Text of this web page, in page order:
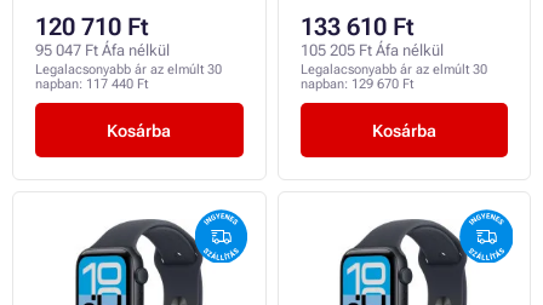
120 710 Ft
95 047 Ft Áfa nélkül
Legalacsonyabb ár az elmúlt 30
napban: 117 440 Ft
Kosárba
133 610 Ft
105 205 Ft Áfa nélkül
Legalacsonyabb ár az elmúlt 30
napban: 129 670 Ft
Kosárba